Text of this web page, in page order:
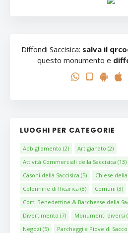
Diffondi Saccisica: salva il
questo monumento e
LUOGHI PER CATEGORIE
Abbigliamento (2) Artigianato (2)
Attività Commerciali della Saccisica (13)
Casoni della Saccisica (5) Chiese
Colonnine di Ricarica (8) Comuni (3)
Corti Benedettine & Barchesse della
Divertimento (7) Monumenti diversi
Negozi (5) Parcheggi a Piove di